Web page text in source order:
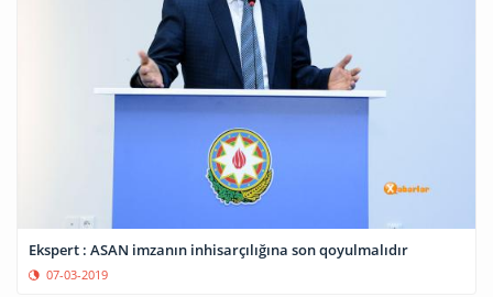
Ekspert : ASAN imzanın inhisarçılığına son qoyulmalıdır
07-03-2019